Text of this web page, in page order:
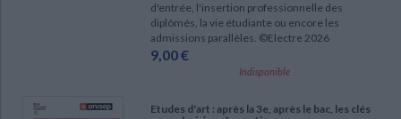
d'entrée, l'insertion professionnelle des
diplômés, la vie étudiante ou encore les
admissions parallèles. ©Electre 2026
9,00 €
Indisponible
Etudes d'art : après la 3e, après le bac, les clés